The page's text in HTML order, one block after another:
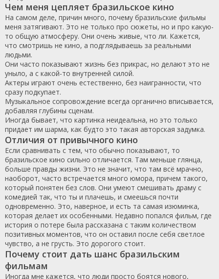
Чем меня цепляет бразильское кино
На самом деле, причин много, почему бразильские фильмы
меня затягивают. Это не только про сюжеты, но и про какую-
то общую атмосферу. Они очень живые, что ли. Кажется,
что смотришь не кино, а подглядываешь за реальными
людьми.
Они часто показывают жизнь без прикрас, но делают это не
уныло, а с какой-то внутренней силой.
Актеры играют очень естественно, без наигранности, что
сразу подкупает.
Музыкальное сопровождение всегда органично вписывается,
добавляя глубины сценам.
Иногда бывает, что картинка неидеальна, но это только
придает им шарма, как будто это такая авторская задумка.
Отличия от привычного кино
Если сравнивать с тем, что обычно показывают, то
бразильское кино сильно отличается. Там меньше глянца,
больше правды жизни. Это не значит, что там всё мрачно,
наоборот, часто встречается много юмора, причем такого,
который понятен без слов. Они умеют смешивать драму с
комедией так, что ты и плачешь, и смеешься почти
одновременно. Это, наверное, и есть та самая изюминка,
которая делает их особенными. Недавно попался фильм, где
история о потере была рассказана с таким количеством
позитивных моментов, что он оставил после себя светлое
чувство, а не грусть. Это дорогого стоит.
Почему стоит дать шанс бразильским
фильмам
Иногда мне кажется, что люди просто боятся нового,